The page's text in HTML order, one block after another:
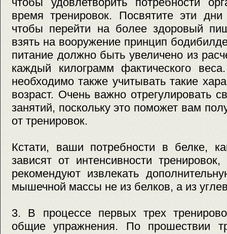
время тренировок. Посвятите эти
чтобы перейти на более здоровый
взять на вооружение принцип
питание должно быть увеличено из
каждый килограмм фактического
необходимо также учитывать такие
возраст. Очень важно отрегулировать
занятий, поскольку это поможет вам
от тренировок.
Кстати, ваши потребности в белке,
зависят от интенсивности
рекомендуют извлекать
мышечной массы не из белков, а из
3. В процессе первых трех
общие упражнения. По прошествии